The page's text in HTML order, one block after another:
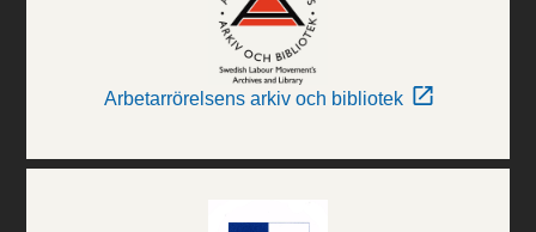
Arbetarrörelsens arkiv och bibliotek